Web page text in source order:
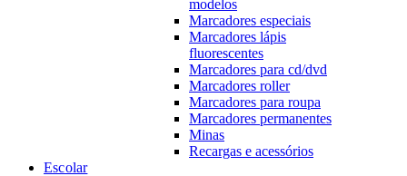
modelos
Marcadores especiais
Marcadores lápis
fluorescentes
Marcadores para cd/dvd
Marcadores roller
Marcadores para roupa
Marcadores permanentes
Minas
Recargas e acessórios
Escolar